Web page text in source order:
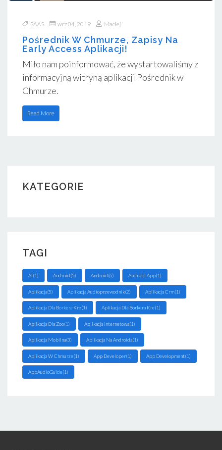
SAAS wrz 04, 2019 Maciej
Pośrednik W Chmurze, Zapisy Na
Early Access Aplikacji!
Miło nam poinformować, że wystartowaliśmy z
informacyjną witryną aplikacji Pośrednik w
Chmurze.
Read More
KATEGORIE
TAGI
AI(1) Android(5) Android(6) Android App(1)
Aplikacja(5) Aplikacja Audioprzewodnik(2) Aplikacja Crm(1)
Aplikacja Dla Borkera Kre(1) Aplikacja Dla Borkera Kre(1)
Aplikacja Dla Zoo(1) Aplikacja Internetowa(1)
Aplikacja Mobilna(3) Aplikacja Na Androida(1)
Aplikacja W Chmurze(1) App Developer(1) App Development(1)
AppAudioGuide(1)